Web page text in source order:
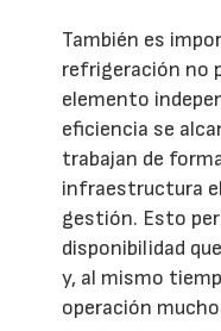
También es
refrigeración no
elemento
eficiencia se
trabajan de
infraestructura
gestión. Esto
disponibilidad
y, al mismo
operación